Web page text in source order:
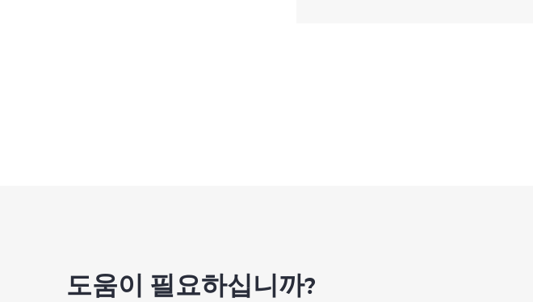
도움이 필요하십니까?